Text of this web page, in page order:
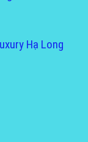
Hạ Long